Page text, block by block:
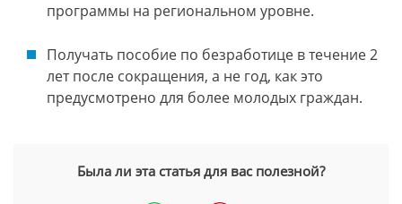
программы на региональном уровне.
Получать пособие по безработице в течение 2
лет после сокращения, а не год, как это
предусмотрено для более молодых граждан.
Была ли эта статья для вас полезной?